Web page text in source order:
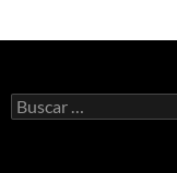
Buscar: